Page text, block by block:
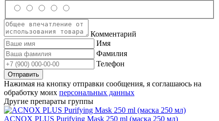
Комментарий
Имя
Фамилия
Телефон
Нажимая на кнопку отправки сообщения, я соглашаюсь на
обработку моих персональных данных
Другие препараты группы
ACNOX PLUS Purifying Mask 250 ml (маска 250 мл)